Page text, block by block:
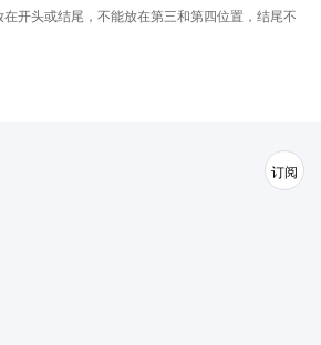
开头或结尾，不能放在第三和第四位置，结尾不
订阅